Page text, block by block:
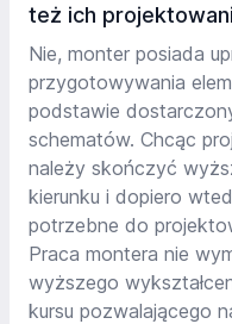
też ich
Nie, monter posiada
przygotowywania
podstawie
schematów. Chcąc
należy skończyć
kierunku i dopiero
potrzebne do
Praca montera nie
wyższego
kursu pozwalającego